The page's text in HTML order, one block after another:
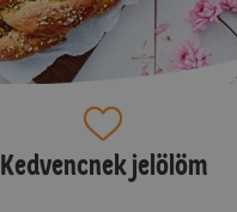
Kedvencnek jelölöm